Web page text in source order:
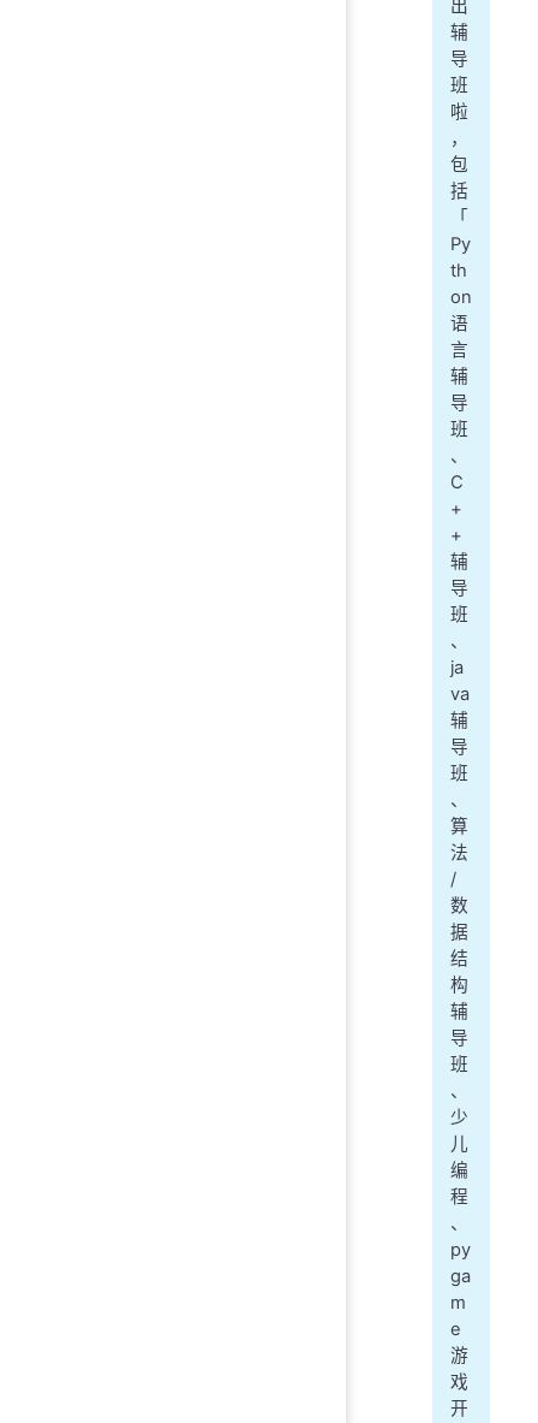
出
辅
导
班
啦
，
包
括
「
Py
th
on
语
言
辅
导
班
、
C
+
+
辅
导
班
、
ja
va
辅
导
班
、
算
法
/
数
据
结
构
辅
导
班
、
少
儿
编
程
、
py
ga
m
e
游
戏
开